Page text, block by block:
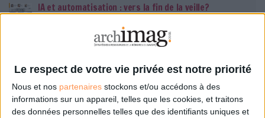
Le respect de votre vie privée est notre priorité
Nous et nos partenaires stockons et/ou accédons à des
informations sur un appareil, telles que les cookies, et traitons
des données personnelles telles que des identifiants uniques et
IA et automatisation : vers la fin de la veille?
Bibliothèques : comment survivre face aux pressions?
DSI du secteur public : le pivot de la transformation